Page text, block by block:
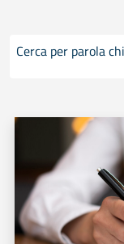
Cerca per parola